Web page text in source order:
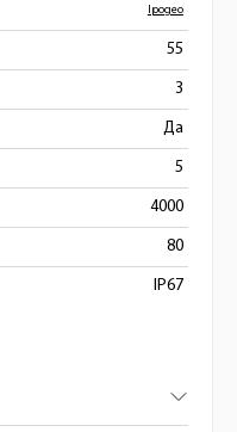
Ipogeo
55
3
Да
5
4000
80
IP67